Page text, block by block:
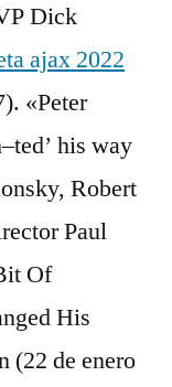
Dick
ajax 2022
«Peter
his way
Robert
Paul
Of
His
(22 de enero